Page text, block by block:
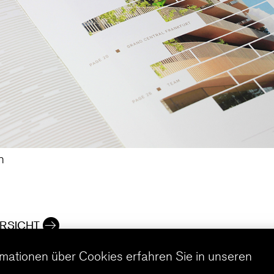
über Cookies erfahren Sie in unseren